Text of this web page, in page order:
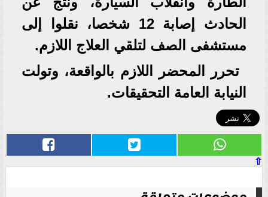
الحادث إصابة 12 شخصا، نقلوا إلى
مستشفى الصف لتلقي العلاج اللازم.
تحرر المحضر اللازم بالواقعة، وتولت
النيابة العامة التحقيقات.
⇧